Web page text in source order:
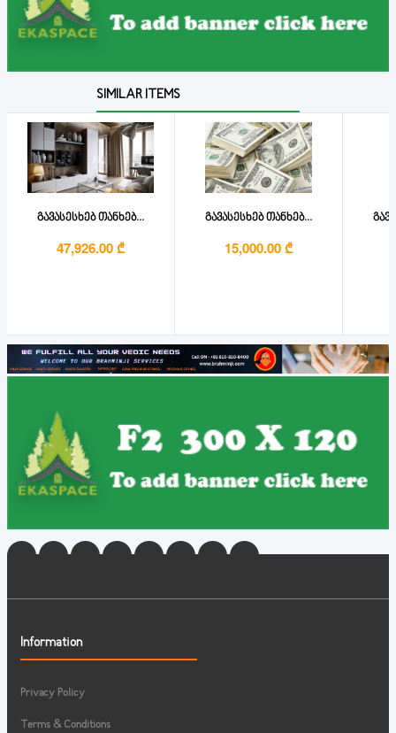
SIMILAR ITEMS
გავასესხებ თანხებ...
47,926.00 ₾
გავასესხებ თანხებ...
15,000.00 ₾
Information
Privacy Policy
Terms & Conditions